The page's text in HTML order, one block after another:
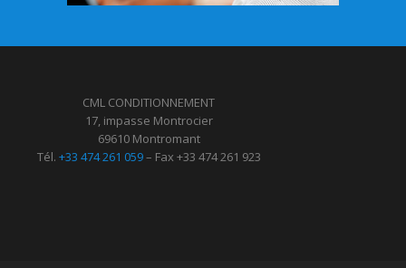
CML CONDITIONNEMENT
17, impasse Montrocier
69610 Montromant
Tél. +33 474 261 059– Fax +33 474 261 923